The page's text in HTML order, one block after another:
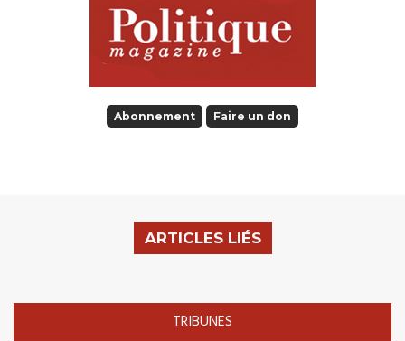
Abonnement Faire un don
ARTICLES LIÉS
TRIBUNES